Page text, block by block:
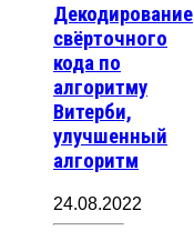
Декодирование
свёрточного
кода по
алгоритму
Витерби,
улучшенный
алгоритм
24.08.2022